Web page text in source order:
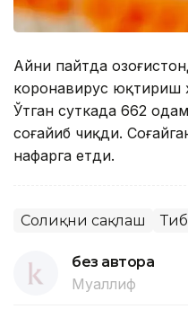
Айни пайтда
коронавирус юқтириш
Ўтган суткада 662
соғайиб чиқди.
нафарга етди.
Соғлиқни сақлаш
без автора
Муаллиф